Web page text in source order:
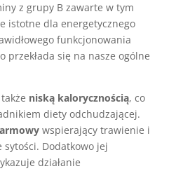
z grupy B zawarte w tym
istotne dla energetycznego
funkcjonowania
przekłada się na nasze ogólne
niską kalorycznością, co
diety odchudzającej.
wspierający trawienie i
Dodatkowo jej
działanie